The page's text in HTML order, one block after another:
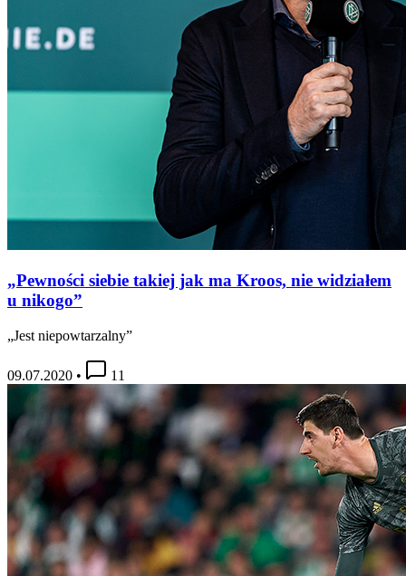
„Pewności siebie takiej jak ma Kroos, nie widziałem
u nikogo”
„Jest niepowtarzalny”
09.07.2020 • 11